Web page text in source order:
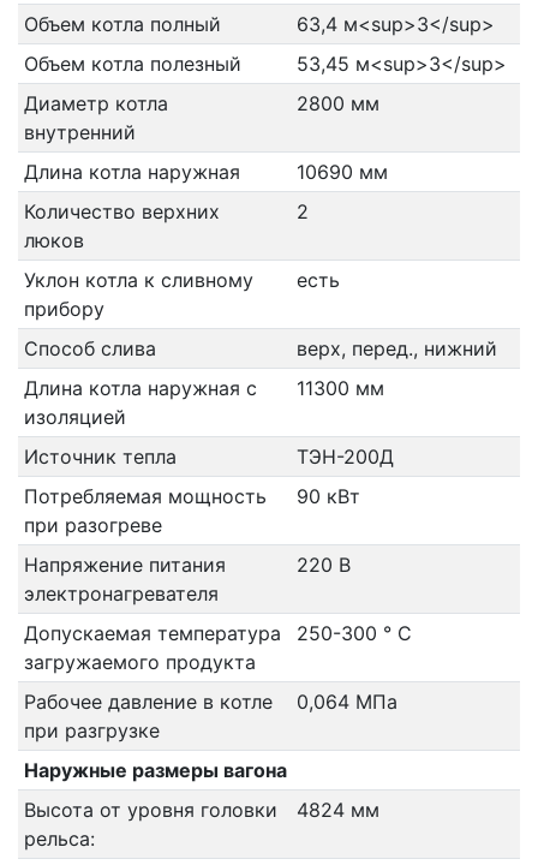
Объем котла полный
63,4 м<sup>3</sup>
Объем котла полезный
53,45 м<sup>3</sup>
Диаметр котла
внутренний
2800 мм
Длина котла наружная
10690 мм
Количество верхних
люков
2
Уклон котла к сливному
прибору
есть
Способ слива
верх, перед., нижний
Длина котла наружная с
изоляцией
11300 мм
Источник тепла
ТЭН-200Д
Потребляемая мощность
при разогреве
90 кВт
Напряжение питания
электронагревателя
220 В
Допускаемая температура
загружаемого продукта
250-300 ° C
Рабочее давление в котле
при разгрузке
0,064 МПа
Наружные размеры вагона
Высота от уровня головки
рельса:
4824 мм